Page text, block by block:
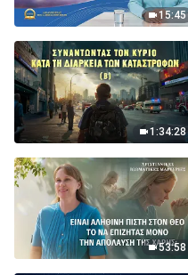
15:45
1:34:28
53:58